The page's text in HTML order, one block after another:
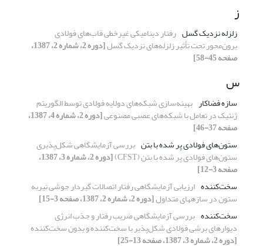
ز
زلزله نزدیک گسل رفتار دینامیکی غیرخطی قاب‌های فولادی
برون‌محور تحت تأثیر زلزله‌های نزدیک گسل [دوره 2، شماره 2، 1387،
صفحه 45-58]
س
سازه فضاکار بهینه‌سازی شبکه‌های دولایه فولادی توسط الگوریتم
ژنتیک در تعامل با شبکه‌های عصبی مصنوعی [دوره 2، شماره 4، 1387،
صفحه 37-46]
ستون‌های فولادی پر شده با بتن بررسی آزمایشگاهی شکل‌پذیری
ستون‌های فولادی پر شده با بتن (CFST) [دوره 2، شماره 3، 1387،
صفحه 3-12]
سخت‌کننده ارزیابی آزمایشگاهی رفتار اتصالات گیردار جوشی تیربه
ستون در سازههای متداول[دوره 2، شماره 2، 1387، صفحه 3-15]
سخت‌کننده بررسی آزمایشگاهی ضریب رفتار و جذب انرژی
دیوارهای برشی فولادی شکل‌پذیر با سخت‌کننده و بدون سخت‌کننده
[دوره 2، شماره 3، 1387، صفحه 13-25]